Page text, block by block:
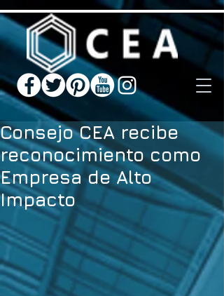
Consejo CEA recibe
reconocimiento como
Empresa de Alto
Impacto